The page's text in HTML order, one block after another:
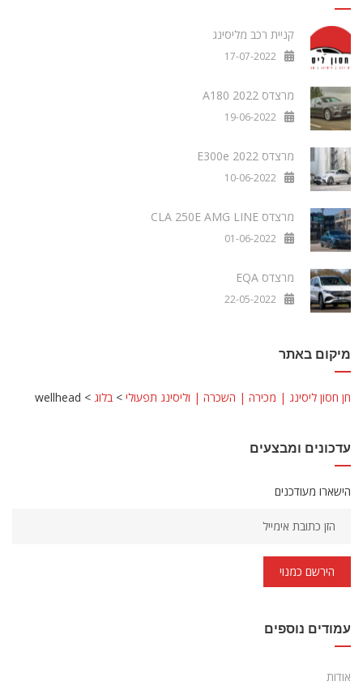
קניית רכב מליסינג
17-07-2022
מרצדס A180 2022
19-06-2022
מרצדס E300e 2022
10-06-2022
מרצדס CLA 250E AMG LINE
01-06-2022
מרצדס EQA
22-05-2022
מיקום באתר
חן חסון ליסינג | מכירה | השכרה | וליסינג תפעולי > בלוג >
wellhead
עדכונים ומבצעים
הישארו מעודכנים
הירשם כמנוי
עמודים נוספים
אודות